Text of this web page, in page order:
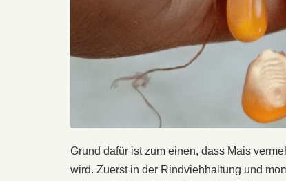
Grund dafür ist zum einen, dass Mais
wird. Zuerst in der Rindviehhaltung und